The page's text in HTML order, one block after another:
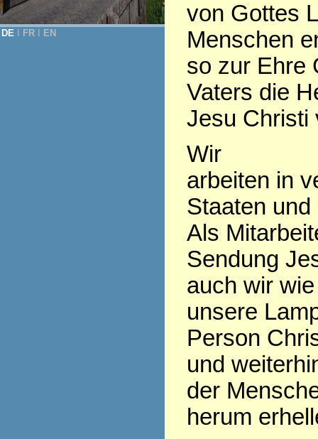
DE FR EN
von Gottes
Menschen
so zur Ehre
Vaters die
Jesu Christi
Wir
arbeiten in
Staaten
Als
Sendung
auch wir
unsere
Person
und
der
herum